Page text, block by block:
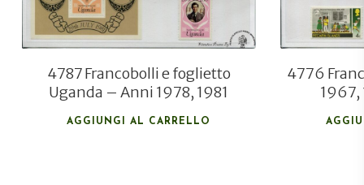
4787 Francobolli e foglietto
Uganda – Anni 1978, 1981
AGGIUNGI AL CARRELLO
4776
1967,